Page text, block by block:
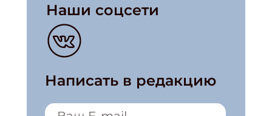
Наши соцсети
Написать в редакцию